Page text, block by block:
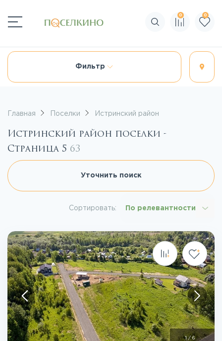
Поиск по сайту
0 0
Фильтр
Главная Поселки Истринский район
Истринский район поселки -
Страница 5 63
Уточнить поиск
Сортировать: По релевантности
1/6